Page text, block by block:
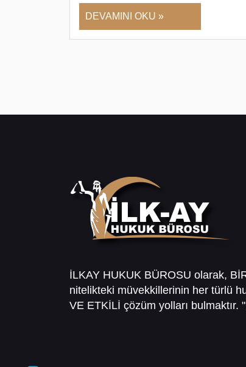
DEVAMINI OKU »
İLKAY HUKUK BÜROSU olarak,
nitelikteki müvekkillerinin her türlü
VE ETKİLİ çözüm yolları bulmaktır.